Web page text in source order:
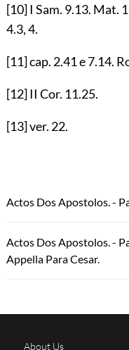
[10]I Sam. 9.13. Mat.
4.3,4.
[11]cap. 2.41e7.14.
[12]II Cor. 11.25.
[13]ver. 22.
Actos Dos Apostolos. -
Actos Dos Apostolos. -
Appella Para Cesar.
About Us